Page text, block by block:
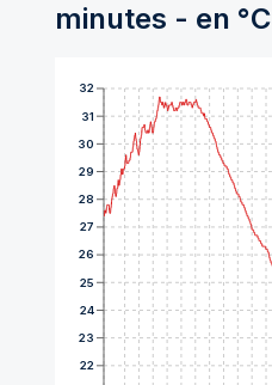
minutes - en °C
22
23
24
25
26
27
28
29
30
31
32